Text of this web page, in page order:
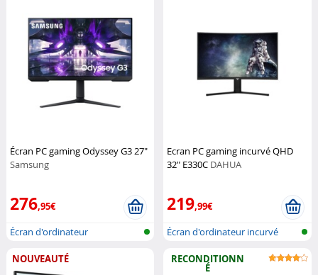
Écran PC gaming Odyssey G3 27"
Samsung
276,95€
Écran d'ordinateur
Ecran PC gaming incurvé QHD
32" E330C DAHUA
219,99€
Écran d'ordinateur incurvé
NOUVEAUTÉ RECONDITIONN
É